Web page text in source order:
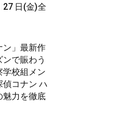
27 日(金)全
ン」最新作
で賑わう
校組メン
コナン ハ
魅力を徹底